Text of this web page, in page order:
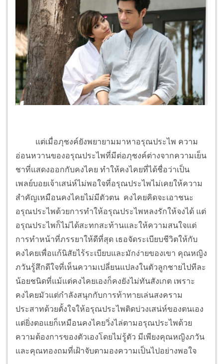
แต่เมื่อภุชงค์ยังพยายามมาหาอรุณประไพ ความ
อ่อนหวานของอรุณประไพที่มีต่อภุชงค์ต่างจากความเย็น
ชาที่แสดงออกกับคงไคย ทำให้คงไคยที่ได้ชื่อว่าเป็น
เพลย์บอยเจ้าเสน่ห์ไม่พอใจที่อรุณประไพไม่เคยให้ความ
สำคัญเหมือนคงไคยไม่มีตัวตน คงไคยคิดจะเอาชนะ
อรุณประไพด้วยการทำให้อรุณประไพหลงรักให้จงได้ แต่
อรุณประไพก็ไม่ได้สะทกสะท้านและให้ความสนใจแต่
การทำหน้าที่ภรรยาให้ดีที่สุด เธอจัดระเบียบชีวิตให้กับ
คงไคยเพื่อแก้นิสัยไร้ระเบียบและมักง่ายของเขา คุณหญิง
ภวันรู้สึกดีใจที่เห็นความเปลี่ยนแปลงในตัวลูกชายไปทีละ
น้อยชนิดที่แม้แต่คงไคยเองก็คงยังไม่ทันสังเกต เพราะ
คงไคยมัวแต่กำลังสนุกกับการท้าทายเล่นสงคราม
ประสาทด้วยตั้งใจให้อรุณประไพติดบ่วงเสน่ห์ของตนเอง
แต่ยิ่งตอแยก็เหมือนคงไคยวิ่งไล่ตามอรุณประไพด้วย
ความต้องการของตัวเองโดยไม่รู้ตัว มีเพียงคุณหญิงภวัน
และคุณทองถมที่เฝ้าจับตามองความเป็นไปอย่างพอใจ